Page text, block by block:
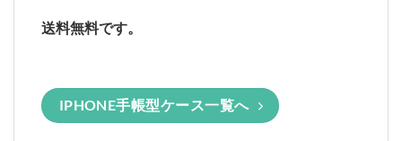
送料無料です。
IPHONE手帳型ケース一覧へ